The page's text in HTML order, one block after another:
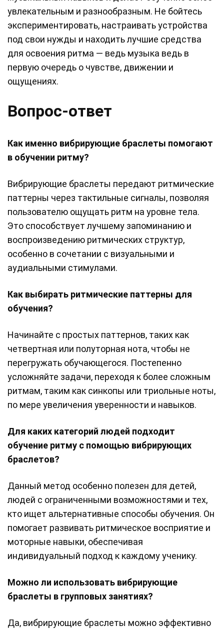
увлекательным и разнообразным. Не бойтесь
экспериментировать, настраивать устройства
под свои нужды и находить лучшие средства
для освоения ритма — ведь музыка ведь в
первую очередь о чувстве, движении и
ощущениях.
Вопрос-ответ
Как именно вибрирующие браслеты помогают
в обучении ритму?
Вибрирующие браслеты передают ритмические
паттерны через тактильные сигналы, позволяя
пользователю ощущать ритм на уровне тела.
Это способствует лучшему запоминанию и
воспроизведению ритмических структур,
особенно в сочетании с визуальными и
аудиальными стимулами.
Как выбирать ритмические паттерны для
обучения?
Начинайте с простых паттернов, таких как
четвертная или полуторная нота, чтобы не
перегружать обучающегося. Постепенно
усложняйте задачи, переходя к более сложным
ритмам, таким как синкопы или триольные ноты,
по мере увеличения уверенности и навыков.
Для каких категорий людей подходит
обучение ритму с помощью вибрирующих
браслетов?
Данный метод особенно полезен для детей,
людей с ограниченными возможностями и тех,
кто ищет альтернативные способы обучения. Он
помогает развивать ритмическое восприятие и
моторные навыки, обеспечивая
индивидуальный подход к каждому ученику.
Можно ли использовать вибрирующие
браслеты в групповых занятиях?
Да, вибрирующие браслеты можно эффективно